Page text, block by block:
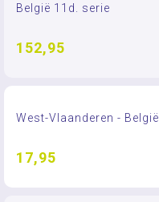
België 11d. serie
152,95
West-Vlaanderen - België
17,95